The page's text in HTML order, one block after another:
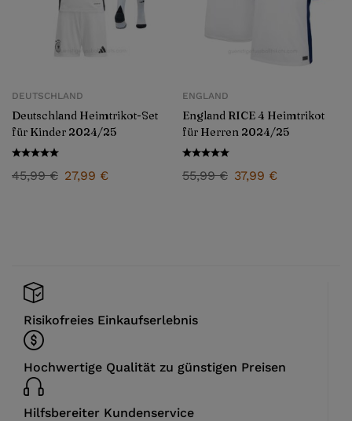
DEUTSCHLAND
Deutschland Heimtrikot-Set
für Kinder 2024/25
45,99€ 27,99 €
ENGLAND
England RICE 4 Heimtrikot
für Herren 2024/25
55,99€ 37,99 €
Risikofreies Einkaufserlebnis
Hochwertige Qualität zu günstigen Preisen
Hilfsbereiter Kundenservice